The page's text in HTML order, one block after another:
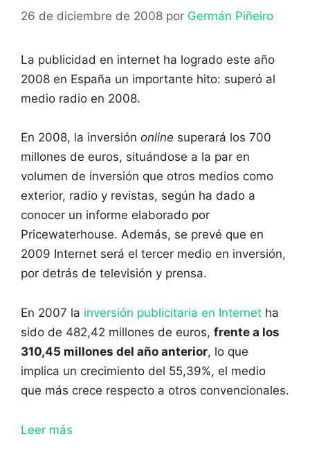
26 de diciembre de 2008 por Germán Piñeiro
La publicidad en internet ha logrado este año
2008 en España un importante hito: superó al
medio radio en 2008.
En 2008, la inversión online superará los 700
millones de euros, situándose a la par en
volumen de inversión que otros medios como
exterior, radio y revistas, según ha dado a
conocer un informe elaborado por
Pricewaterhouse. Además, se prevé que en
2009 Internet será el tercer medio en inversión,
por detrás de televisión y prensa.
En 2007 la inversión publicitaria en Internet ha
sido de 482,42 millones de euros, frente a los
310,45 millones del año anterior, lo que
implica un crecimiento del 55,39%, el medio
que más crece respecto a otros convencionales.
Leer más